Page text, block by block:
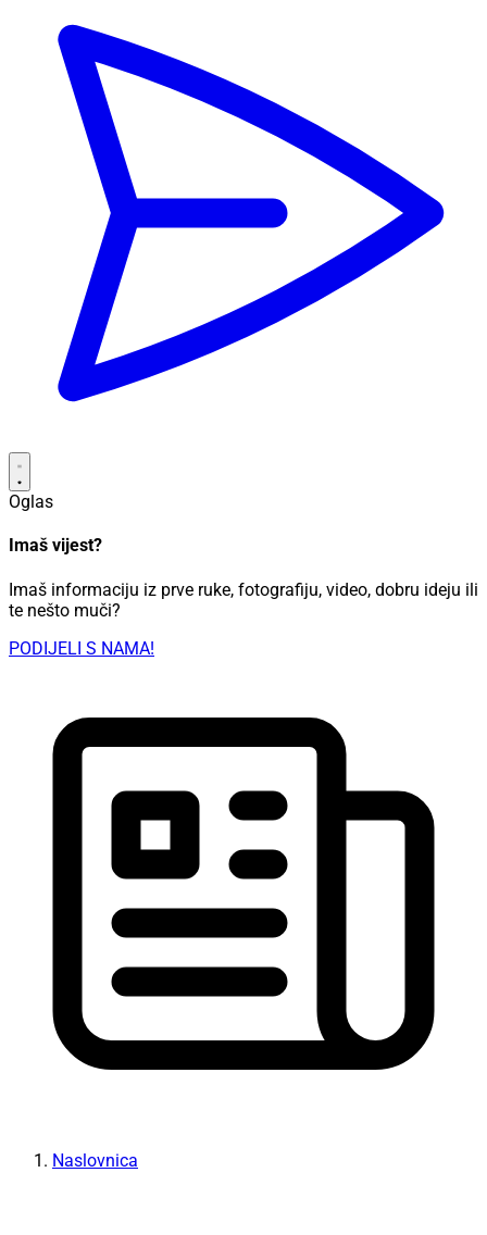
Oglas
Imaš vijest?
Imaš informaciju iz prve ruke, fotografiju, video, dobru ideju ili
te nešto muči?
PODIJELI S NAMA!
Naslovnica